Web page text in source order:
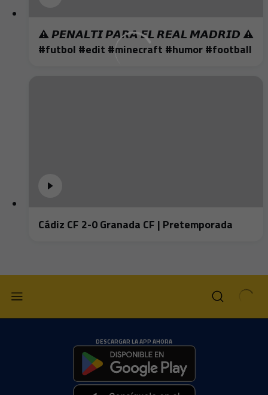
⚠️ 𝙋𝙀𝙉𝘼𝙇𝙏𝙄 𝙋𝘼𝙍𝘼 𝙀𝙇 𝙍𝙀𝘼𝙇 𝙈𝘼𝘿𝙍𝙄𝘿 ⚠️
#futbol #edit #minecraft #humor #football
Cádiz CF 2-0 Granada CF | Pretemporada
DESCARGAR LA APP AHORA